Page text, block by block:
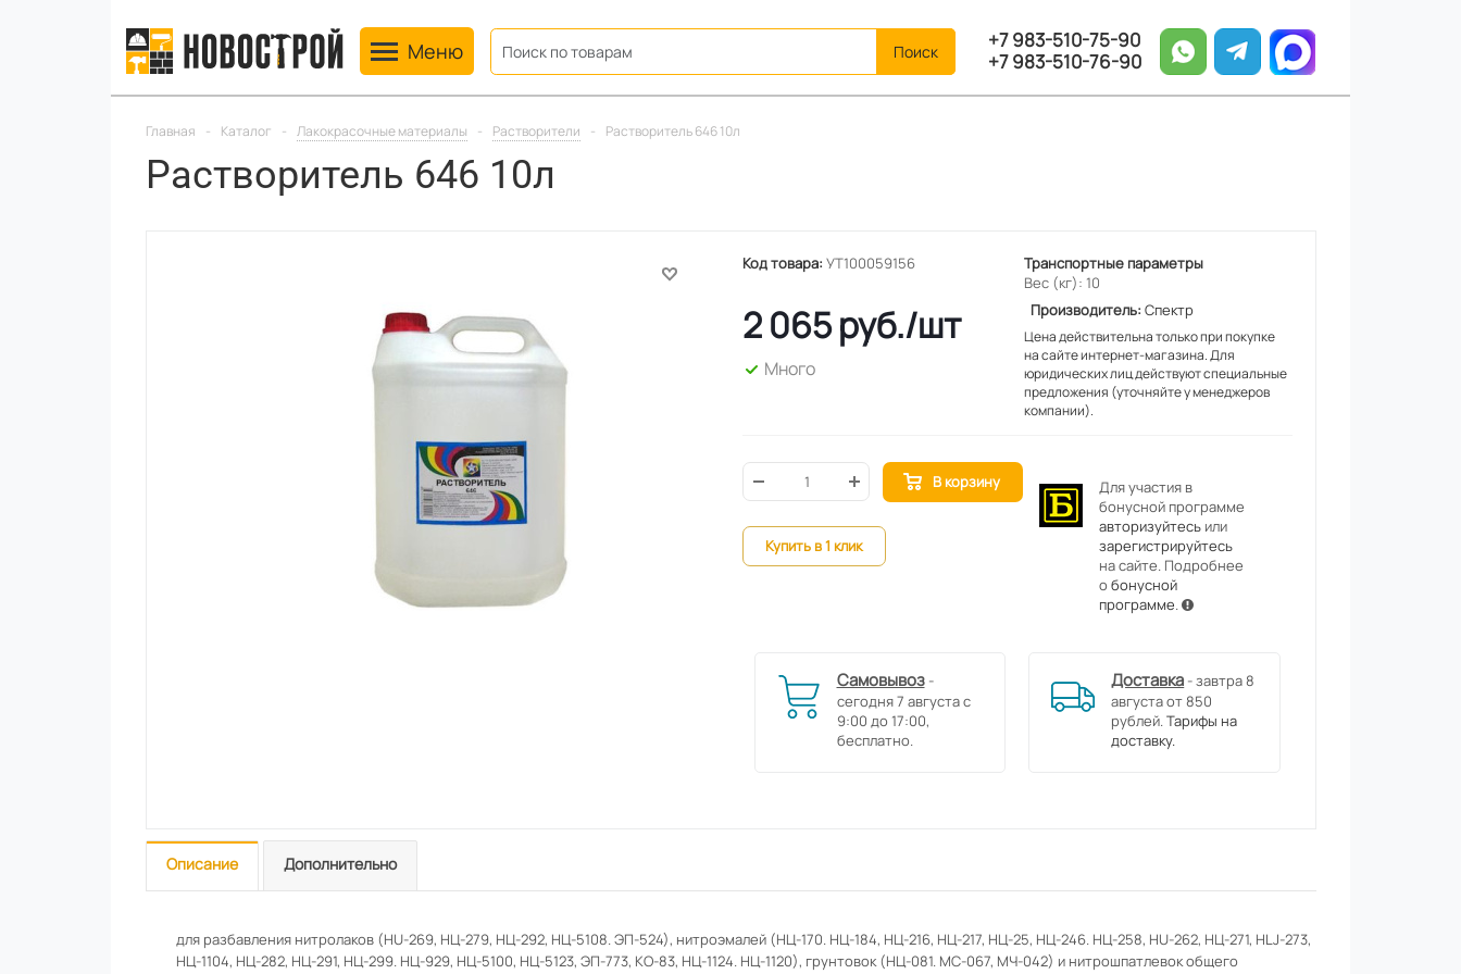
Toggle navigation
Меню
+7 983-510-75-90
+7 983-510-76-90
Главная - Каталог - Лакокрасочные материалы - Растворители - Растворитель 646 10л
Растворитель 646 10л
Код товара: УТ100059156
2 065руб./шт
Много
Транспортные параметры
Вес (кг): 10
Производитель: Спектр
Цена действительна только при покупке
на сайте интернет-магазина. Для
юридических лиц действуют специальные
предложения (уточняйте у менеджеров
компании).
В корзину
Купить в 1 клик
Для участия в
бонусной программе
авторизуйтесьили
зарегистрируйтесь
на сайте. Подробнее
обонусной
программе.
Самовывоз-
сегодня 7 августа с
9:00 до 17:00,
бесплатно.
Доставка - завтра 8
августа от 850
рублей.Тарифы на
доставку.
Описание Дополнительно
для разбавления нитролаков (HU-269, НЦ-279, НЦ-292, НЦ-5108. ЭП-524), нитроэмалей (НЦ-170. НЦ-184, НЦ-216, НЦ-217, НЦ-25, НЦ-246. НЦ-258, HU-262, НЦ-271, HLJ-273,
НЦ-1104, НЦ-282, НЦ-291, НЦ-299. НЦ-929, НЦ-5100, НЦ-5123, ЭП-773, КО-83, НЦ-1124. НЦ-1120), грунтовок (НЦ-081. МС-067, МЧ-042) и нитрошпатлевок общего